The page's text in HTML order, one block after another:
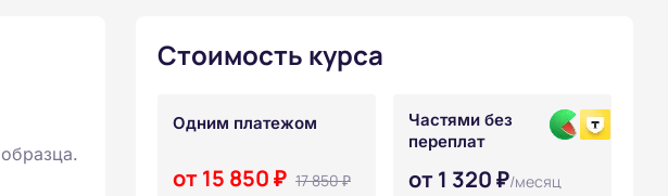
Стоимость курса
Одним платежом
от 15 850 ₽ 17 850 ₽
Частями без
переплат
от 1 320 ₽/месяц